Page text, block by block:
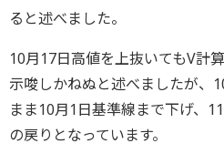
ると述べました。
10月17日高値を上抜いてもV計
示唆しかねぬと述べましたが、
まま10月1日基準線まで下げ、
の戻りとなっています。